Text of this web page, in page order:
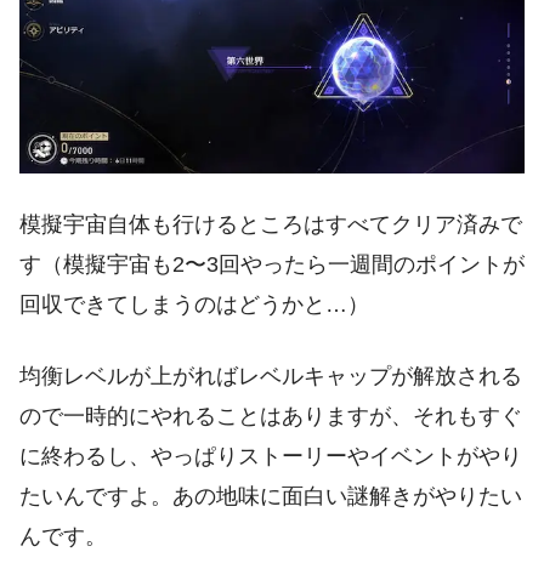
模擬宇宙自体も行けるところはすべてクリア済みで
す（模擬宇宙も2〜3回やったら一週間のポイントが
回収できてしまうのはどうかと…）
均衡レベルが上がればレベルキャップが解放される
ので一時的にやれることはありますが、それもすぐ
に終わるし、やっぱりストーリーやイベントがやり
たいんですよ。あの地味に面白い謎解きがやりたい
んです。